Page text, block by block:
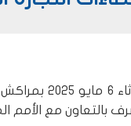
انطلقت يوم
بالتعاون مع الأمم